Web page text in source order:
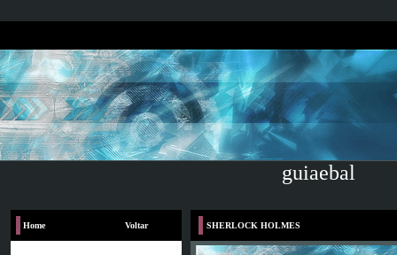
guiaebal
Home Voltar SHERLOCK HOLMES